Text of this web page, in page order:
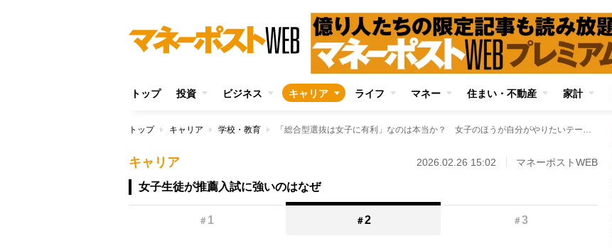
トップ 投資 ビジネス キャリア ライフ マネー 住まい・不動産 家計
トップ キャリア 学校・教育 「総合型選抜は女子に有利」なのは本当か？ 女子のほうが自分がやりたいテーマを持っていてそれに真摯に取り組む生徒が多い現実、真面目さが結果につながる
キャリア 2026.02.26 15:02 マネーポストWEB
女子生徒が推薦入試に強いのはなぜ
＃ 1 ＃2 ＃3